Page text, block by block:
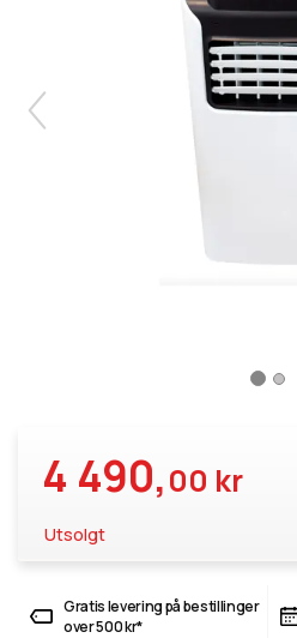
4 490,00 kr
Utsolgt
Gratis levering på bestillinger
over 500 kr*